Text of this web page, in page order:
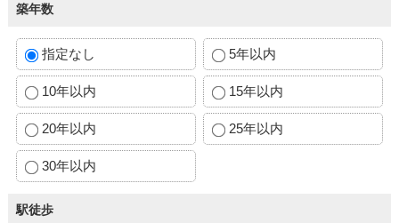
築年数
指定なし 5年以内
10年以内 15年以内
20年以内 25年以内
30年以内
駅徒歩